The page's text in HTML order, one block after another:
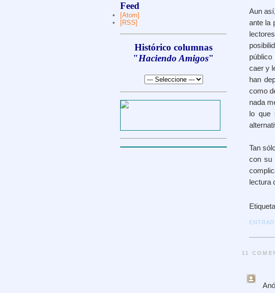
Aun
ante la
caer y
han
como
nada
lo que
Tan
con su
lectura
11
Feed
[Atom]
[RSS]
Histórico columnas
"Haciendo Amigos"